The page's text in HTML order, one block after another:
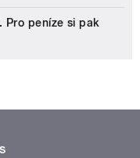
Pro peníze si pak